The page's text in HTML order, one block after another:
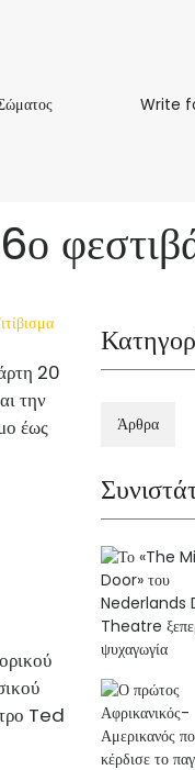
Write
20
την
έως
Ted
Άρθρα